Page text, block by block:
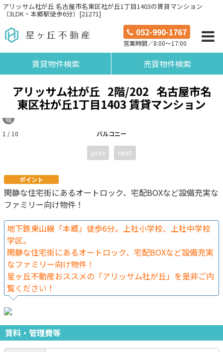
アリッサム社が丘 名古屋市名東区社が丘1丁目1403の賃貸マンション
（3LDK・本郷駅徒歩6分）[21271]
052-990-1767
営業時間／8:00～17:00
賃貸物件検索 売買物件検索
アリッサム社が丘 2階/202 名古屋市名
東区社が丘1丁目1403 賃貸マンション
バルコニー
1 / 10
prev next
ポイント
閑静な住宅街にあるオートロック、宅配BOXなど設備充実な
ファミリー向け物件！
地下鉄東山線「本郷」徒歩6分。上社小学校、上社中学校
学区。
閑静な住宅街にあるオートロック、宅配BOXなど設備充実
なファミリー向け物件！
星ヶ丘不動産おススメの「アリッサム社が丘」を是非ご内
覧ください！
賃料・管理費等